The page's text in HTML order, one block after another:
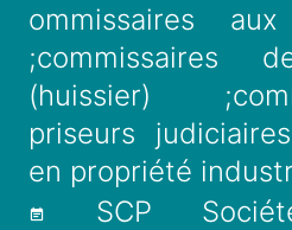
ommissaires
;commissaires
(huissier)
priseurs
en propriété industr
SCP